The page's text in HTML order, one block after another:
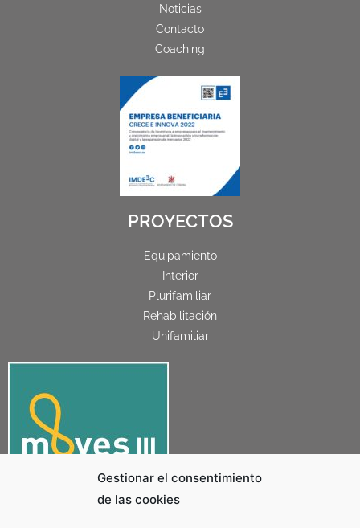
Gestionar el consentimiento
de las cookies
PROYECTOS
Equipamiento
Interior
Plurifamiliar
Rehabilitación
Unifamiliar
Noticias
Contacto
Coaching